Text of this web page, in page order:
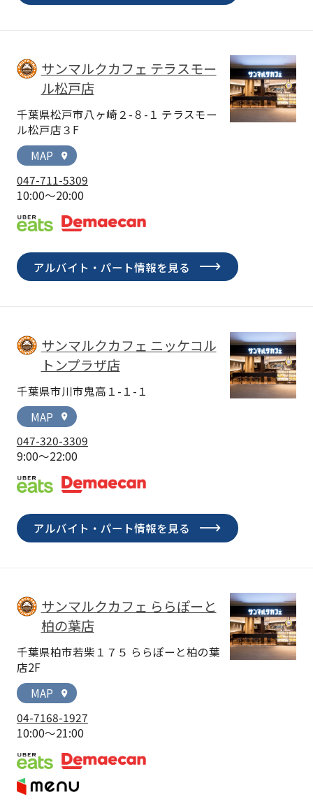
サンマルクカフェ テラスモー
ル松戸店
千葉県松戸市八ヶ崎２-８-１ テラスモー
ル松戸店３F
MAP
location_on
047-711-5309
10:00～20:00
アルバイト・パート情報を見る
サンマルクカフェ ニッケコル
トンプラザ店
千葉県市川市鬼高１-１-１
MAP
location_on
047-320-3309
9:00～22:00
アルバイト・パート情報を見る
サンマルクカフェ ららぽーと
柏の葉店
千葉県柏市若柴１７５ ららぽーと柏の葉
店2F
MAP
location_on
04-7168-1927
10:00～21:00